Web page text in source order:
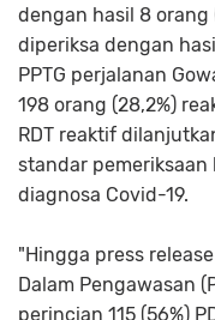
dengan hasil 8 orang
diperiksa dengan
PPTG perjalanan
198 orang (28,2%)
RDT reaktif
standar
diagnosa Covid-19.
"Hingga press
Dalam Pengawasan
perincian 115 (56%)